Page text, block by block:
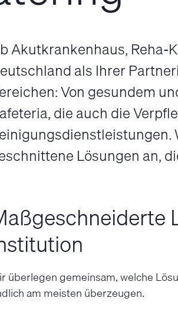
Akut­krankenhaus, Reha-
als Ihrer
Von gesundem
die auch die
Lösungen an,
über­legen ge­meinsam, welche
am meisten über­zeugen.